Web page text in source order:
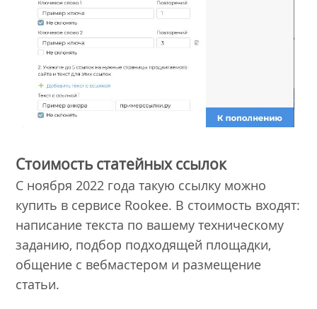
Стоимость статейных ссылок
С ноября 2022 года такую ссылку можно
купить в сервисе Rookee. В стоимость входят:
написание текста по вашему техническому
заданию, подбор подходящей площадки,
общение с вебмастером и размещение
статьи.